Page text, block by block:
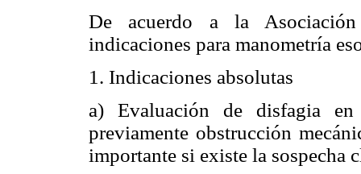
De acuerdo a la Asociación
indicaciones para manometría
1. Indicaciones absolutas
a) Evaluación de disfagia
previamente obstrucción
importante si existe la sospecha